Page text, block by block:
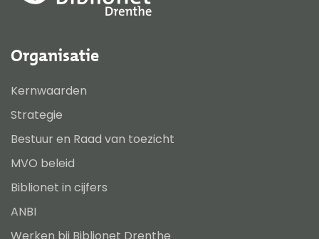
Organisatie
Kernwaarden
Strategie
Bestuur en Raad van toezicht
MVO beleid
Biblionet in cijfers
ANBI
Werken bij Biblionet Drenthe